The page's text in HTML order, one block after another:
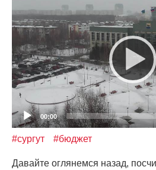
00:00
#сургут #бюджет
Давайте оглянемся назад,